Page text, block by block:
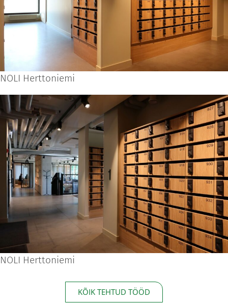
NOLI Herttoniemi
NOLI Herttoniemi
KÕIK TEHTUD TÖÖD